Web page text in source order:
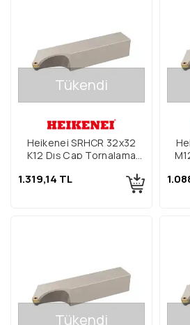
Tükendi
Heikenei SRHCR 32x32
K12 Dış Çap Tornalama
1.319,14 TL
Tükendi